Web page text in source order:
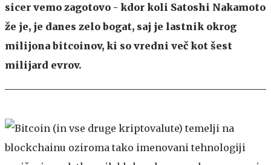
sicer vemo zagotovo - kdor koli Satoshi Nakamoto
že je, je danes zelo bogat, saj je lastnik okrog
milijona bitcoinov, ki so vredni več kot šest
milijard evrov.